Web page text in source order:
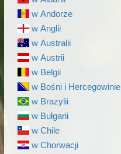
w Andorze
w Anglii
w Australii
w Austrii
w Belgii
w Bośni i Hercegowinie
w Brazylii
w Bułgarii
w Chile
w Chorwacji